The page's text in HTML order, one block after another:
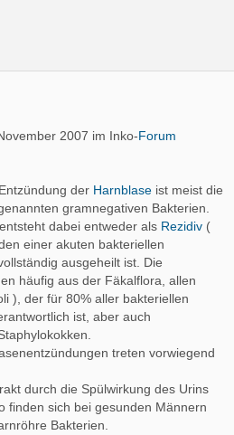
2007 im Inko-Forum
der Harnblase ist meist die
gramnegativen Bakterien.
dabei entweder als Rezidiv (
einer akuten bakteriellen
ausgeheilt ist. Die
häufig aus der Fäkalflora, allen
), der für 80% aller bakteriellen
ist, aber auch
treten vorwiegend
durch die Spülwirkung des Urins
finden sich bei gesunden Männern
Bakterien.